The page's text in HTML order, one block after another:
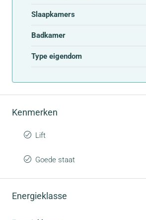
Slaapkamers
Badkamer
Type eigendom
Kenmerken
Lift
Goede staat
Energieklasse